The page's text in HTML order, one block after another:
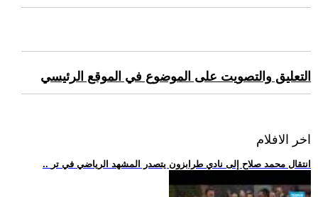
التعليق والتصويت على الموضوع في الموقع الرئيسي
اخر الافلام
.. انتقال محمد صلاح إلى نادي طرابزون يتصدر المشهد الرياضي في تر